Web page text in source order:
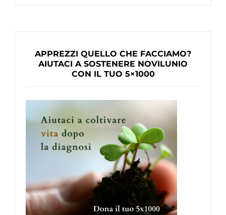
APPREZZI QUELLO CHE FACCIAMO?
AIUTACI A SOSTENERE NOVILUNIO
CON IL TUO 5×1000